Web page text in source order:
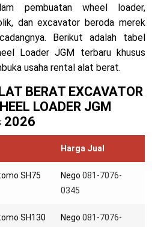
pembuatan wheel loader,
dan excavator beroda merek
Berikut adalah tabel
Loader JGM terbaru khusus
usaha rental alat berat.
BERAT EXCAVATOR
LOADER JGM
2026
Harga Jual
SH75 Nego081-7076-
0345
SH130 Nego081-7076-